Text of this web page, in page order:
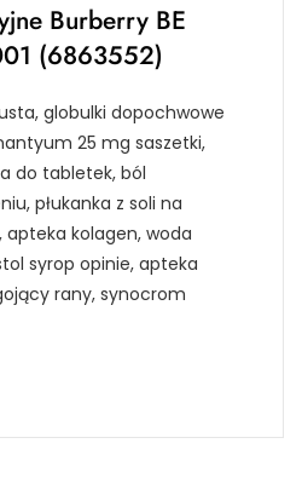
Burberry BE
(6863552)
globulki dopochwowe
25 mg saszetki,
do tabletek, ból
płukanka z soli na
apteka kolagen, woda
syrop opinie, apteka
rany, synocrom